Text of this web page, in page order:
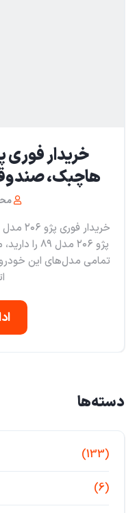
هاچبک،
پژو ۲۰۶
تمامی مدل‌های این
دسته‌ها
(133)
(6)